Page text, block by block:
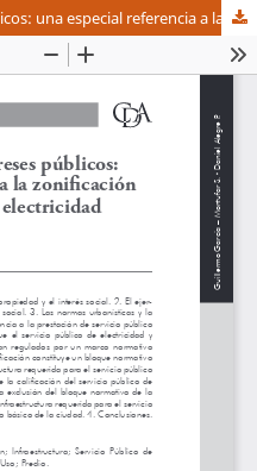
Compatibilizando intereses públicos: una especial referencia a la zonificación y al servicio público de electricidad